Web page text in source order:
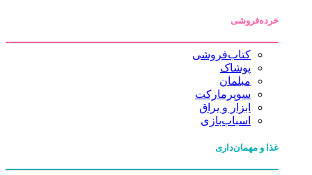
خرده‌فروشی
کتاب‌فروشی
پوشاک
مبلمان
سوپرمارکت
ابزار و یراق
اسباب‌بازی
غذا و مهمان‌داری